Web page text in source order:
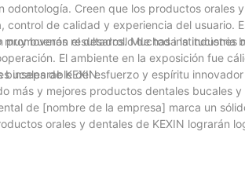
Creen que los productos orales
de calidad y experiencia del usuario.
el desarrollo de toda la industria
buenos resultados. Muchas instituciones
El ambiente en la exposición fue
de KEXIN.
inseparable del esfuerzo y espíritu
más y mejores productos dentales bucales
de [nombre de la empresa] marca un
orales y dentales de KEXIN lograrán